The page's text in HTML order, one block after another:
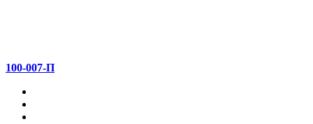
100-007-П